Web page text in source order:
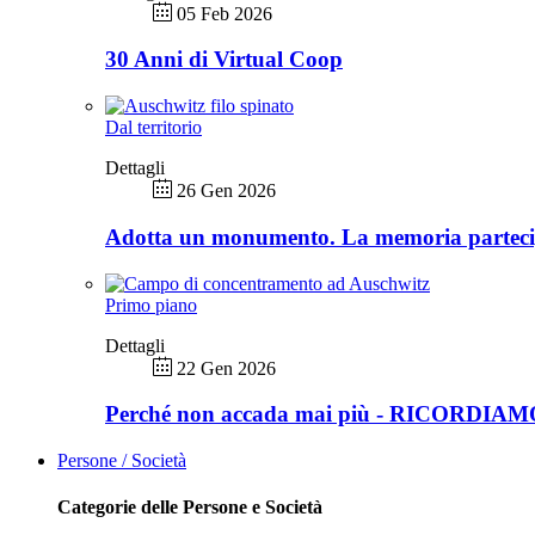
05 Feb 2026
30 Anni di Virtual Coop
Dal territorio
Dettagli
26 Gen 2026
Adotta un monumento. La memoria
Primo piano
Dettagli
22 Gen 2026
Perché non accada mai più -
Persone / Società
Categorie delle Persone e Società